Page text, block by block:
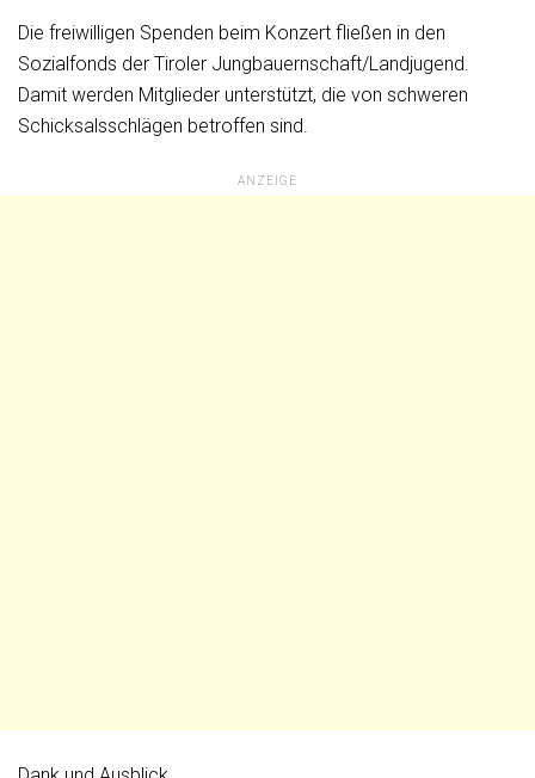
Die freiwilligen Spenden beim Konzert fließen in den
Sozialfonds der Tiroler Jungbauernschaft/Landjugend.
Damit werden Mitglieder unterstützt, die von schweren
Schicksalsschlägen betroffen sind.
ANZEIGE